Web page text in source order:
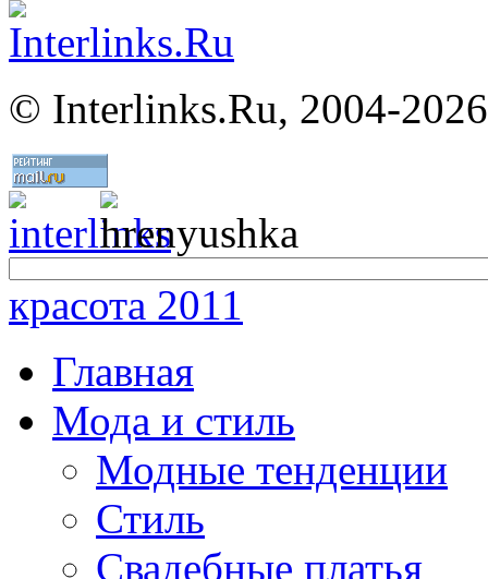
© Interlinks.Ru, 2004-2026
красота 2011
Главная
Мода и стиль
Модные тенденции
Стиль
Свадебные платья